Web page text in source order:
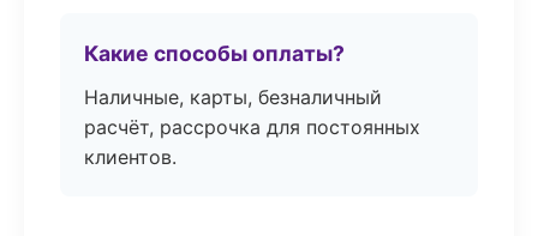
Какие способы оплаты?
Наличные, карты, безналичный
расчёт, рассрочка для постоянных
клиентов.